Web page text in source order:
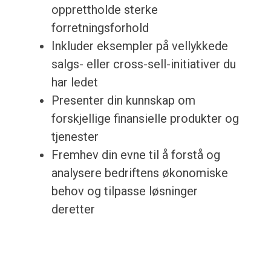
opprettholde sterke
forretningsforhold
Inkluder eksempler på vellykkede
salgs- eller cross-sell-initiativer du
har ledet
Presenter din kunnskap om
forskjellige finansielle produkter og
tjenester
Fremhev din evne til å forstå og
analysere bedriftens økonomiske
behov og tilpasse løsninger
deretter